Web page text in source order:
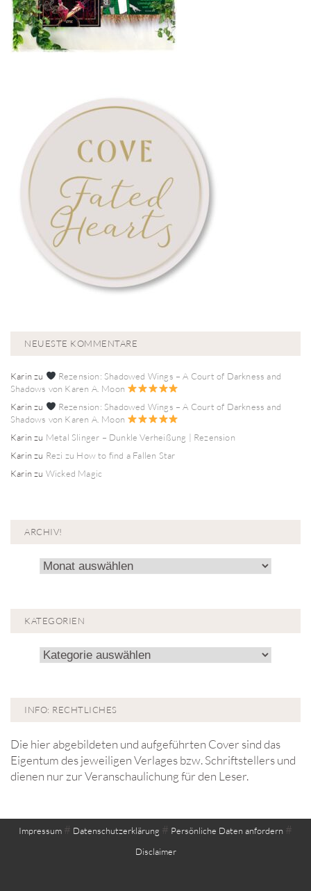
NEUESTE KOMMENTARE
Karinzu
Rezension: Shadowed Wings – A Court of Darkness and
Shadows von Karen A. Moon
Karinzu
Rezension: Shadowed Wings – A Court of Darkness and
Shadows von Karen A. Moon
Karinzu Metal Slinger – Dunkle Verheißung | Rezension
Karinzu Rezi zu How to find a Fallen Star
Karinzu Wicked Magic
ARCHIV!
Archiv!
KATEGORIEN
Kategorien
INFO: RECHTLICHES
Die hier abgebildeten und aufgeführten Cover sind das
Eigentum des jeweiligen Verlages bzw. Schriftstellers und
dienen nur zur Veranschaulichung für den Leser.
Impressum # Datenschutzerklärung # Persönliche Daten anfordern #
Disclaimer